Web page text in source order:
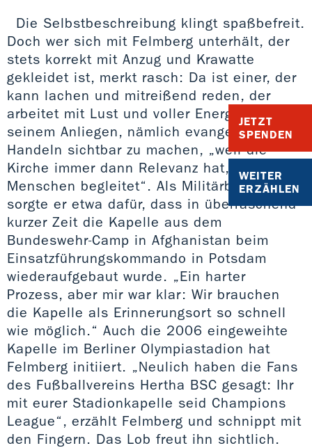
JETZT
SPENDEN
WEITER
ERZÄHLEN
Die Selbstbeschreibung klingt spaßbefreit.
Doch wer sich mit Felmberg unterhält, der
stets korrekt mit Anzug und Krawatte
gekleidet ist, merkt rasch: Da ist einer, der
kann lachen und mitreißend reden, der
arbeitet mit Lust und voller Energie an
seinem Anliegen, nämlich evangelisches
Handeln sichtbar zu machen, „weil die
Kirche immer dann Relevanz hat, wenn sie
Menschen begleitet“. Als Militärbischof
sorgte er etwa dafür, dass in überraschend
kurzer Zeit die Kapelle aus dem
Bundeswehr-Camp in Afghanistan beim
Einsatzführungskommando in Potsdam
wiederaufgebaut wurde. „Ein harter
Prozess, aber mir war klar: Wir brauchen
die Kapelle als Erinnerungsort so schnell
wie möglich.“ Auch die 2006 eingeweihte
Kapelle im Berliner Olympiastadion hat
Felmberg initiiert. „Neulich haben die Fans
des Fußballvereins Hertha BSC gesagt: Ihr
mit eurer Stadionkapelle seid Champions
League“, erzählt Felmberg und schnippt mit
den Fingern. Das Lob freut ihn sichtlich.